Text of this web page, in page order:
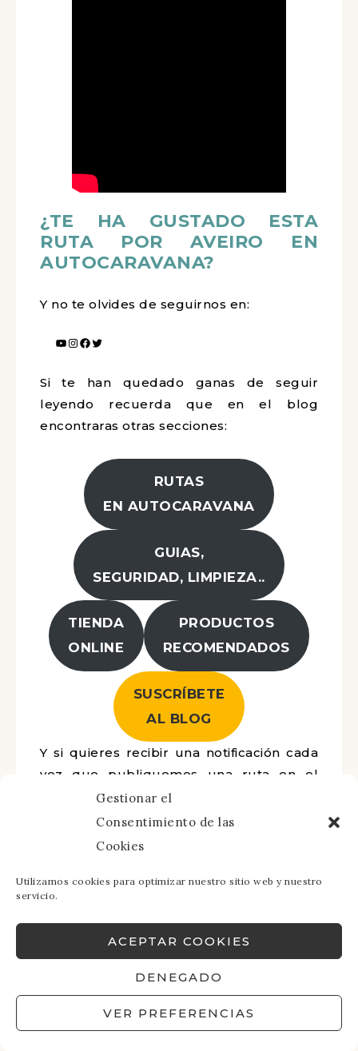
Gestionar el
Consentimiento de las
Cookies
Utilizamos cookies para optimizar nuestro sitio web y nuestro
servicio.
ACEPTAR COOKIES
DENEGADO
VER PREFERENCIAS
¿TE HA GUSTADO ESTA
RUTA POR AVEIRO EN
AUTOCARAVANA?
Y no te olvides de seguirnos en:
Si te han quedado ganas de seguir
leyendo recuerda que en el blog
encontraras otras secciones:
RUTAS
EN AUTOCARAVANA
GUIAS,
SEGURIDAD, LIMPIEZA..
TIENDA
ONLINE
PRODUCTOS
RECOMENDADOS
SUSCRÍBETE
AL BLOG
Y si quieres recibir una notificación cada
vez que publiquemos una ruta en el
blog solo tienes que suscribirte ?? ¡Salud
y kilómetros!